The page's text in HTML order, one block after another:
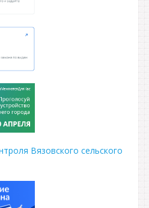
Вязовского сельского